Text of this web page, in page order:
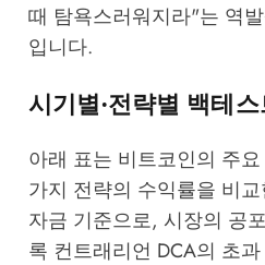
때 탐욕스러워지라"는 역
입니다.
시기별·전략별 백테
아래 표는 비트코인의 주
가지 전략의 수익률을 비
자금 기준으로, 시장의 공
록 컨트래리언 DCA의 초